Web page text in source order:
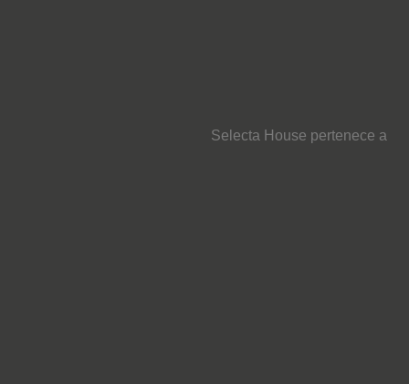
Selecta House pertenece a